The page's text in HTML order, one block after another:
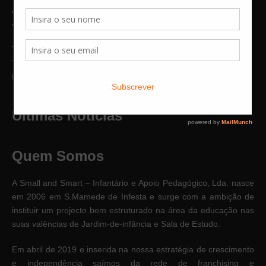
Avenida do Conde nº 5892
4465-093 S. Mamede Infesta
Telefone:229 023 016 (Chamada para rede fixa nacional)
Telemóvel:912 834 253 (Chamada para rede móvel nacional)
Email:
Ultimas Notícias
Quem Somos
A Small and Smart – Infantário e Apoio Pedagógico, Lda. nasce
em 2006 em S.Mamede de Infesta e surge com a ambição de
instituir um projecto bem estruturado na área da educação nas
suas valências de Jardim-de-infância e Sala de Estudo.
Em abril de 2019 e inserida na nossa estratégia de crescimento
e independência saímos da rede de franchising e